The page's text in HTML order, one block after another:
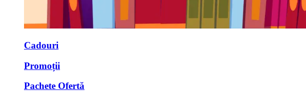
Cadouri
Promoții
Pachete Ofertă